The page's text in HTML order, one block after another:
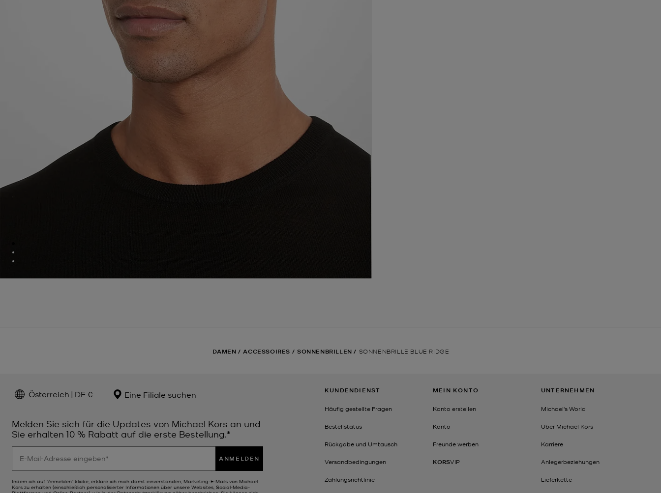
DAMEN / ACCESSOIRES / SONNENBRILLEN / SONNENBRILLE BLUE RIDGE
Österreich | DE € Eine Filiale suchen
Melden Sie sich für die Updates von Michael Kors an und
Sie erhalten 10 % Rabatt auf die erste Bestellung.*
ANMELDEN
Indem ich auf "Anmelden" klicke, erkläre ich mich damit einverstanden, Marketing-E-Mails von Michael
Kors zu erhalten (einschließlich personalisierter Informationen über unsere Websites, Social-Media-
KUNDENDIENST
Häufig gestellte Fragen
Bestellstatus
Rückgabe und Umtausch
Versandbedingungen
Zahlungsrichtlinie
MEIN KONTO
Konto erstellen
Konto
Freunde werben
KORSVIP
UNTERNEHMEN
Michael's World
Über Michael Kors
Karriere
Anlegerbeziehungen
Lieferkette